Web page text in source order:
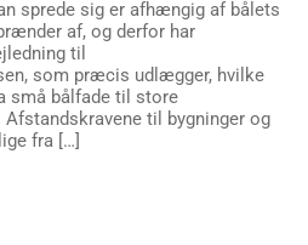
sprede sig er afhængig af bålets
af, og derfor har
til
som præcis udlægger, hvilke
små bålfade til store
Afstandskravene til bygninger og
fra […]